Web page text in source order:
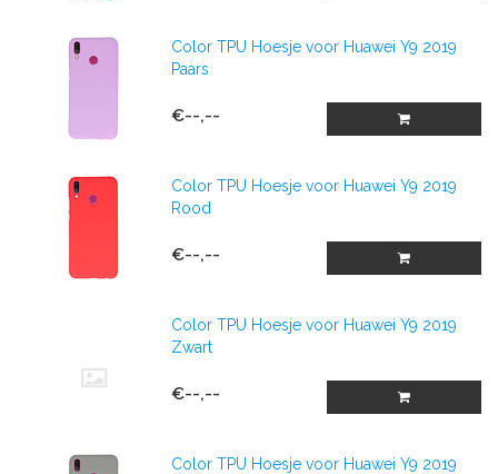
Color TPU Hoesje voor Huawei Y9 2019
Paars
€--,--
Color TPU Hoesje voor Huawei Y9 2019
Rood
€--,--
Color TPU Hoesje voor Huawei Y9 2019
Zwart
€--,--
Color TPU Hoesje voor Huawei Y9 2019